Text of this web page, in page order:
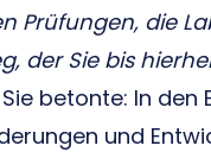
Prüfungen, die
der Sie bis
Sie betonte: In
und